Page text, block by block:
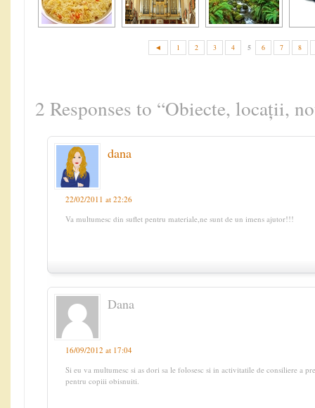
◄ 1 2 3 4 5 6 7 8
2 Responses to “Obiecte, locații,
dana
22/02/2011 at 22:26
Va multumesc din suflet pentru materiale,ne sunt de un imens ajutor!!!
Dana
16/09/2012 at 17:04
Si eu va multumesc si as dori sa le folosesc si in activitatile de consiliere a
pentru copiii obisnuiti.